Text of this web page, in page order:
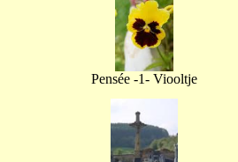
Pensée -1- Viooltje